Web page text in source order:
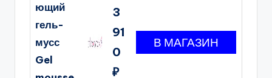
ющий
гель-
мусс
Gel
3
91
0
₽